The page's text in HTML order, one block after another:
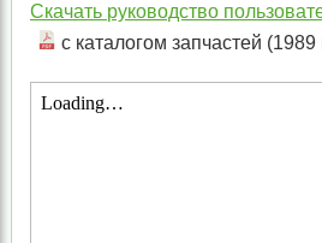
Скачать руководство
с каталогом запчастей (1989